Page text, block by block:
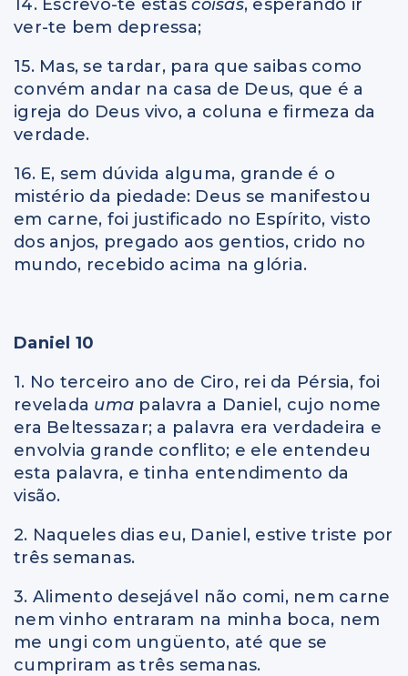
14. Escrevo-te estascoisas, esperando ir
ver-te bem depressa;
15. Mas, se tardar, para que saibas como
convém andar na casa de Deus, que é a
igreja do Deus vivo, a coluna e firmeza da
verdade.
16. E, sem dúvida alguma, grande é o
mistério da piedade: Deus se manifestou
em carne, foi justificado no Espírito, visto
dos anjos, pregado aos gentios, crido no
mundo, recebido acima na glória.
Daniel 10
1. No terceiro ano de Ciro, rei da Pérsia, foi
revelada uma palavra a Daniel, cujo nome
era Beltessazar; a palavra era verdadeira e
envolvia grande conflito; e ele entendeu
esta palavra, e tinha entendimento da
visão.
2. Naqueles dias eu, Daniel, estive triste por
três semanas.
3. Alimento desejável não comi, nem carne
nem vinho entraram na minha boca, nem
me ungi com ungüento, até que se
cumpriram as três semanas.